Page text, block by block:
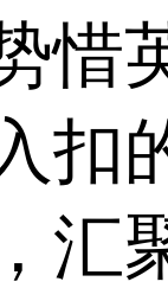
惜
扣
汇